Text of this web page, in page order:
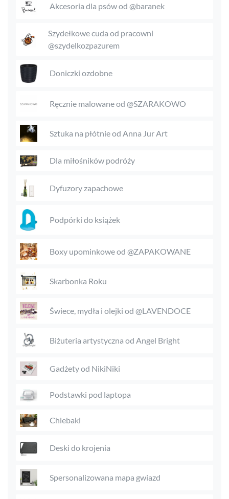
Akcesoria dla psów od @baranek
Szydełkowe cuda od pracowni
@szydelkozpazurem
Doniczki ozdobne
Ręcznie malowane od @SZARAKOWO
Sztuka na płótnie od Anna Jur Art
Dla miłośników podróży
Dyfuzory zapachowe
Podpórki do książek
Boxy upominkowe od @ZAPAKOWANE
Skarbonka Roku
Świece, mydła i olejki od @LAVENDOCE
Biżuteria artystyczna od Angel Bright
Gadżety od NikiNiki
Podstawki pod laptopa
Chlebaki
Deski do krojenia
Spersonalizowana mapa gwiazd